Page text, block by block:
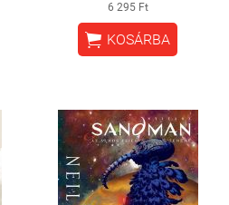
6 295 Ft
 KOSÁRBA